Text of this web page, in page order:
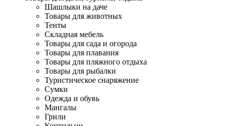
Шашлыки на даче
Товары для животных
Тенты
Складная мебель
Товары для сада и огорода
Товары для плавания
Товары для пляжного отдыха
Товары для рыбалки
Туристическое снаряжение
Сумки
Одежда и обувь
Мангалы
Грили